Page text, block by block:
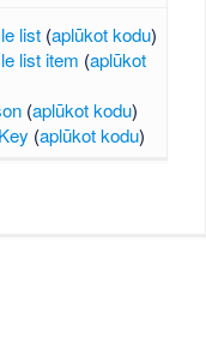
list (aplūkot kodu)
list item (aplūkot
(aplūkot kodu)
(aplūkot kodu)